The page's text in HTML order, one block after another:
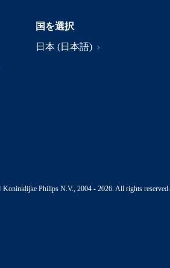
国を選択
日本 (日本語)
Koninklijke Philips N.V., 2004 - 2026. All rights reserved.